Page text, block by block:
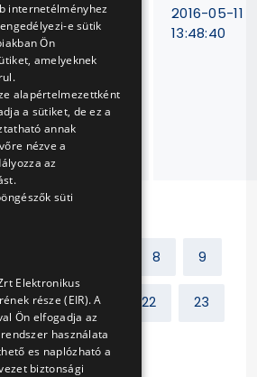
V-
365/15
2016-05-11
13:48:40
8 9
13 ... 22 23
Következő
internetélményhez
e sütik
Ön
amelyeknek
alapértelmezettként
a sütiket, de ez a
annak
nézve a
az
süti
Elektronikus
része (EIR). A
Ön elfogadja az
használata
es naplózható a
biztonsági